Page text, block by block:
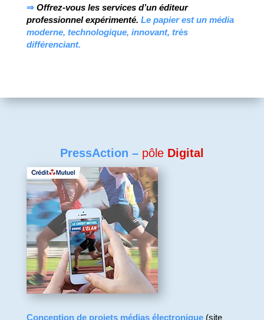
⇒ Offrez-vous les services d’un éditeur
professionnel expérimenté. Le papier est un média
moderne, technologique, innovant, très
différenciant.
PressAction – pôle Digital
Conception de projets médias électronique (site